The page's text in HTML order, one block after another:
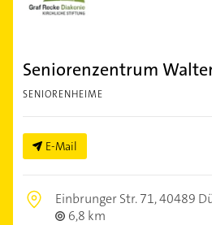
Seniorenzentrum
SENIORENHEIME
E-Mail
Einbrunger Str. 71,40489
6,8 km